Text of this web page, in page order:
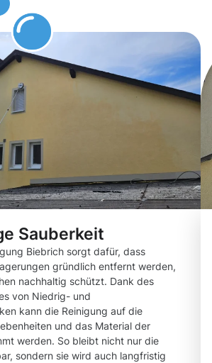
Sauberkeit
Biebrich sorgt dafür, dass
gründlich entfernt werden,
nachhaltig schützt. Dank des
von Niedrig- und
kann die Reinigung auf die
und das Material der
werden. So bleibt nicht nur die
sondern sie wird auch langfristig